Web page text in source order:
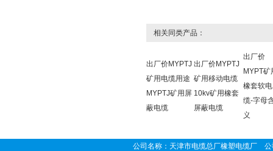
相关同类产品：
出厂价MYPTJ
矿用电缆用途
MYPTJ矿用屏
蔽电缆
出厂价MYPTJ
矿用移动电缆
10kv矿用橡套
屏蔽电缆
出厂价
MYPT矿
橡套软电
缆-字母
义
公司名称：天津市电缆总厂橡塑电缆厂